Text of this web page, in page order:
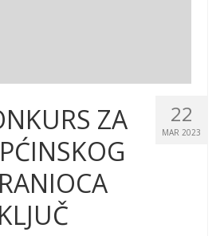
22
MAR 2023
ZA